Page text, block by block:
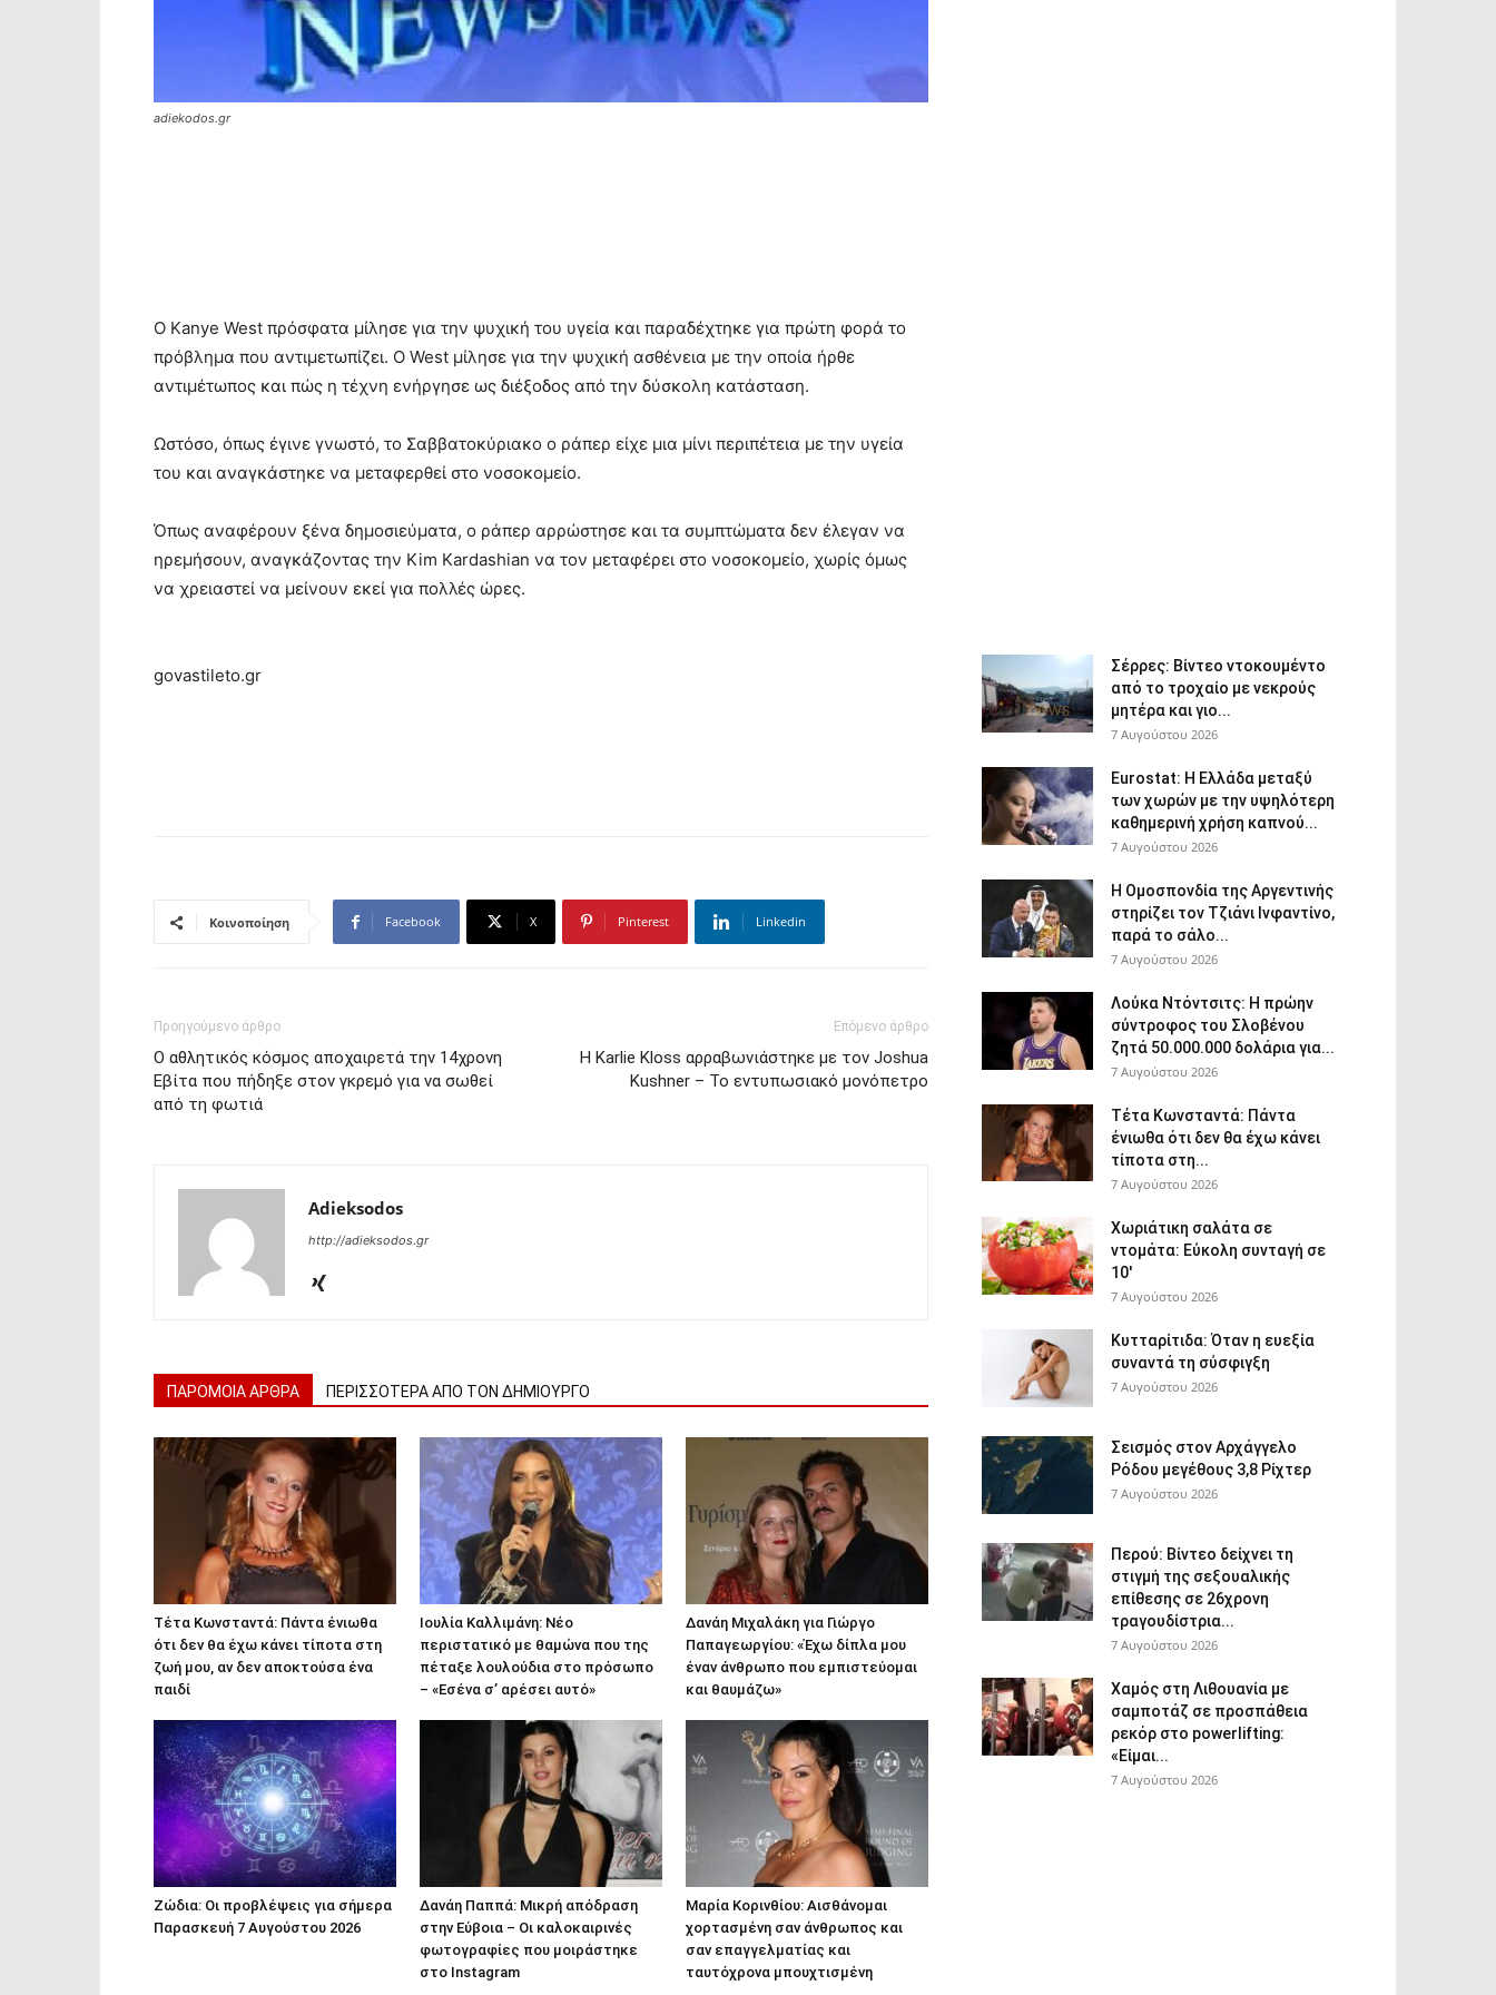
adiekodos.gr
Ο Kanye West πρόσφατα μίλησε για την ψυχική του υγεία και παραδέχτηκε για πρώτη φορά το
πρόβλημα που αντιμετωπίζει. Ο West μίλησε για την ψυχική ασθένεια με την οποία ήρθε
αντιμέτωπος και πώς η τέχνη ενήργησε ως διέξοδος από την δύσκολη κατάσταση.
Ωστόσο, όπως έγινε γνωστό, το Σαββατοκύριακο ο ράπερ είχε μια μίνι περιπέτεια με την υγεία
του και αναγκάστηκε να μεταφερθεί στο νοσοκομείο.
Όπως αναφέρουν ξένα δημοσιεύματα, ο ράπερ αρρώστησε και τα συμπτώματα δεν έλεγαν να
ηρεμήσουν, αναγκάζοντας την Kim Kardashian να τον μεταφέρει στο νοσοκομείο, χωρίς όμως
να χρειαστεί να μείνουν εκεί για πολλές ώρες.
govastileto.gr
Κοινοποίηση Facebook X Pinterest Linkedin
Προηγούμενο άρθρο
Ο αθλητικός κόσμος αποχαιρετά την 14χρονη
Εβίτα που πήδηξε στον γκρεμό για να σωθεί
από τη φωτιά
Επόμενο άρθρο
H Karlie Kloss αρραβωνιάστηκε με τον Joshua
Kushner – Το εντυπωσιακό μονόπετρο
Adieksodos
http://adieksodos.gr
ΠΑΡΟΜΟΙΑ ΑΡΘΡΑ ΠΕΡΙΣΣΟΤΕΡΑ ΑΠΟ ΤΟΝ ΔΗΜΙΟΥΡΓΟ
Τέτα Κωνσταντά: Πάντα ένιωθα
ότι δεν θα έχω κάνει τίποτα στη
ζωή μου, αν δεν αποκτούσα ένα
παιδί
Ιουλία Καλλιμάνη: Νέο
περιστατικό με θαμώνα που της
πέταξε λουλούδια στο πρόσωπο
– «Εσένα σ’ αρέσει αυτό»
Δανάη Μιχαλάκη για Γιώργο
Παπαγεωργίου: «Έχω δίπλα μου
έναν άνθρωπο που εμπιστεύομαι
και θαυμάζω»
Ζώδια: Οι προβλέψεις για σήμερα
Παρασκευή 7 Αυγούστου 2026
Δανάη Παππά: Μικρή απόδραση
στην Εύβοια – Οι καλοκαιρινές
φωτογραφίες που μοιράστηκε
στο Instagram
Μαρία Κορινθίου: Αισθάνομαι
χορτασμένη σαν άνθρωπος και
σαν επαγγελματίας και
ταυτόχρονα μπουχτισμένη
Σέρρες: Βίντεο ντοκουμέντο
από το τροχαίο με νεκρούς
μητέρα και γιο...
7 Αυγούστου 2026
Eurostat: Η Ελλάδα μεταξύ
των χωρών με την υψηλότερη
καθημερινή χρήση καπνού...
7 Αυγούστου 2026
Η Ομοσπονδία της Αργεντινής
στηρίζει τον Τζιάνι Ινφαντίνο,
παρά το σάλο...
7 Αυγούστου 2026
Λούκα Ντόντσιτς: Η πρώην
σύντροφος του Σλοβένου
ζητά 50.000.000 δολάρια για...
7 Αυγούστου 2026
Τέτα Κωνσταντά: Πάντα
ένιωθα ότι δεν θα έχω κάνει
τίποτα στη...
7 Αυγούστου 2026
Χωριάτικη σαλάτα σε
ντομάτα: Εύκολη συνταγή σε
10′
7 Αυγούστου 2026
Κυτταρίτιδα: Όταν η ευεξία
συναντά τη σύσφιγξη
7 Αυγούστου 2026
Σεισμός στον Αρχάγγελο
Ρόδου μεγέθους 3,8 Ρίχτερ
7 Αυγούστου 2026
Περού: Βίντεο δείχνει τη
στιγμή της σεξουαλικής
επίθεσης σε 26χρονη
τραγουδίστρια...
7 Αυγούστου 2026
Χαμός στη Λιθουανία με
σαμποτάζ σε προσπάθεια
ρεκόρ στο powerlifting:
«Είμαι...
7 Αυγούστου 2026